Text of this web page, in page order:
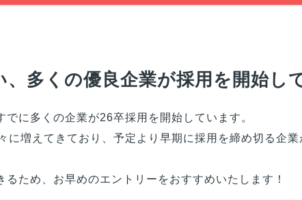
、多くの優良企業が採用を開始し
に多くの企業が26卒採用を開始しています。
に増えてきており、予定より早期に採用を締め切る企
ため、お早めのエントリーをおすすめいたします！